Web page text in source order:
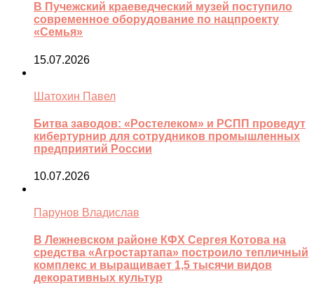
В Пучежский краеведческий музей поступило
современное оборудование по нацпроекту
«Семья»
15.07.2026
Шатохин Павел
Битва заводов: «Ростелеком» и РСПП проведут
кибертурнир для сотрудников промышленных
предприятий России
10.07.2026
Парунов Владислав
В Лежневском районе КФХ Сергея Котова на
средства «Агростартапа» построило тепличный
комплекс и выращивает 1,5 тысячи видов
декоративных культур